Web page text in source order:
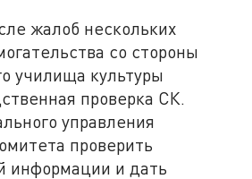
жалоб нескольких
со стороны
училища культуры
проверка СК.
управления
проверить
информации и дать